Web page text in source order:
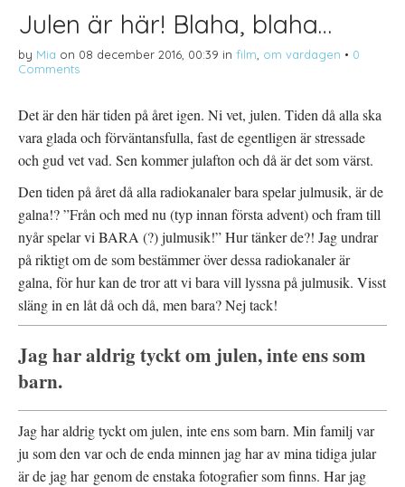
Julen är här! Blaha, blaha…
by Mia on 08 december 2016, 00:39 in film om vardagen • 0
Comments
Det är den här tiden på året igen. Ni vet, julen. Tiden då alla ska
vara glada och förväntansfulla, fast de egentligen är stressade
och gud vet vad. Sen kommer julafton och då är det som värst.
Den tiden på året då alla radiokanaler bara spelar julmusik, är de
galna!? ”Från och med nu (typ innan första advent) och fram till
nyår spelar vi BARA (?) julmusik!” Hur tänker de?! Jag undrar
på riktigt om de som bestämmer över dessa radiokanaler är
galna, för hur kan de tror att vi bara vill lyssna på julmusik. Visst
släng in en låt då och då, men bara? Nej tack!
Jag har aldrig tyckt om julen, inte ens som
barn.
Jag har aldrig tyckt om julen, inte ens som barn. Min familj var
ju som den var och de enda minnen jag har av mina tidiga jular
är de jag har genom de enstaka fotografier som finns. Har jag